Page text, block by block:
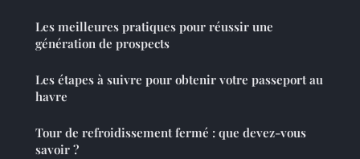
Les meilleures pratiques pour réussir une
génération de prospects
Les étapes à suivre pour obtenir votre passeport au
havre
Tour de refroidissement fermé : que devez-vous
savoir ?